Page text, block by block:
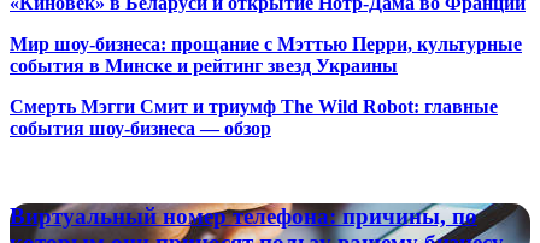
Мир шоу-бизнеса: прощание с Мэттью Перри, культурные
события в Минске и рейтинг звезд Украины
Смерть Мэгги Смит и триумф The Wild Robot: главные
события шоу-бизнеса — обзор
Виртуальный
номер
Виртуальный номер телефона: причины, по